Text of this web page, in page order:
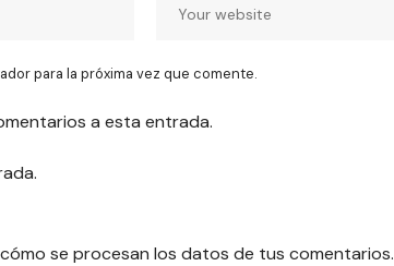
para la próxima vez que comente.
a esta entrada.
se procesan los datos de tus comentarios.